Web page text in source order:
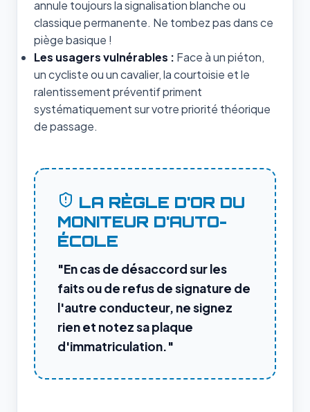
annule toujours la signalisation blanche ou
classique permanente. Ne tombez pas dans ce
piège basique !
Les usagers vulnérables : Face à un piéton,
un cycliste ou un cavalier, la courtoisie et le
ralentissement préventif priment
systématiquement sur votre priorité théorique
de passage.
LA RÈGLE D'OR DU
MONITEUR D'AUTO-
ÉCOLE
"En cas de désaccord sur les
faits ou de refus de signature de
l'autre conducteur, ne signez
rien et notez sa plaque
d'immatriculation."